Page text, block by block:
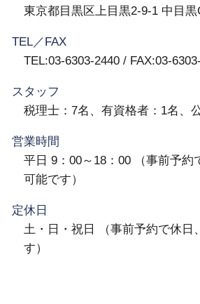
東京都目黒区上目黒2-9-1 中目
TEL／FAX
TEL:03-6303-2440 / FAX:03-
スタッフ
税理士：7名、有資格者：1名、
営業時間
平日 9：00～18：00 （事前予約
可能です）
定休日
土・日・祝日 （事前予約で休日
す）